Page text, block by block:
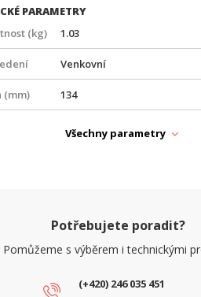
PARAMETRY
(kg)
1.03
Venkovní
(mm) 134
NAPÁJENÍ
Všechny parametry
Potřebujete poradit?
Pomůžeme s výběrem i technickými
(+420) 246 035 451